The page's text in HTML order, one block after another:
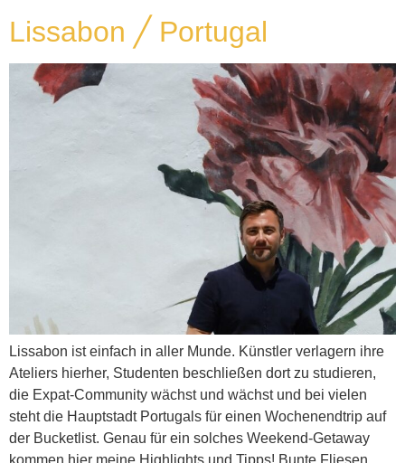
Lissabon ╱ Portugal
Lissabon ist einfach in aller Munde. Künstler verlagern ihre
Ateliers hierher, Studenten beschließen dort zu studieren,
die Expat-Community wächst und wächst und bei vielen
steht die Hauptstadt Portugals für einen Wochenendtrip auf
der Bucketlist. Genau für ein solches Weekend-Getaway